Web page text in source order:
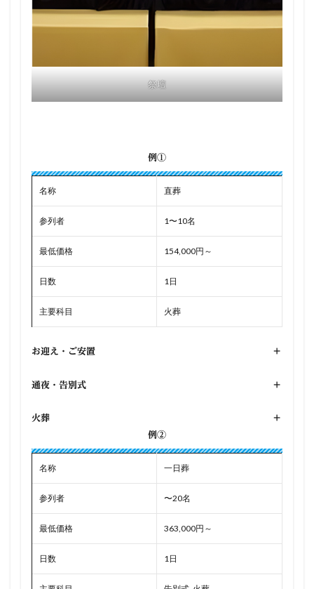
祭壇
例①
名称 直葬
参列者 1〜10名
最低価格 154,000円～
日数 1日
主要科目 火葬
お迎え・ご安置 +
通夜・告別式 +
火葬
+
例②
名称 一日葬
参列者 〜20名
最低価格 363,000円～
日数 1日